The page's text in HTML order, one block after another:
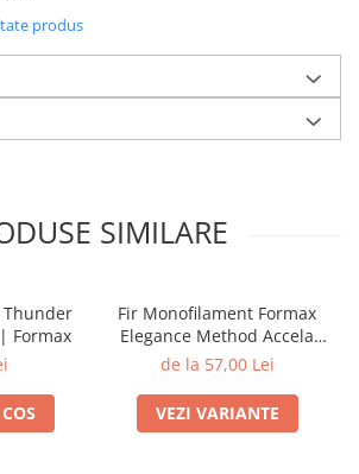
produs
SIMILARE
Thunder
Formax
Fir Monofilament Formax
Elegance Method Accela
Distance Feeder Fluo 1000m
de la 57,00 Lei
VEZI VARIANTE